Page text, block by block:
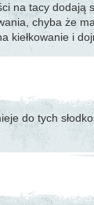
na tacy dodają
chyba że
kiełkowanie i
do tych